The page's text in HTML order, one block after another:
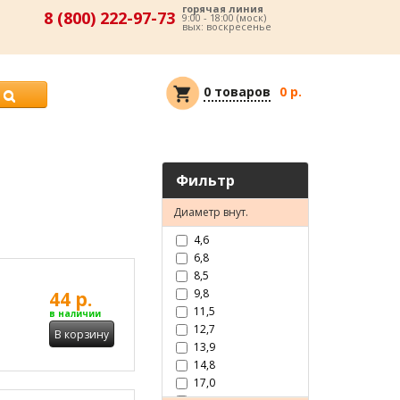
горячая линия
9:00 - 18:00 (моск)
вых: воскресенье
8 (800) 222-97-73
0 товаров 0 р.
44 р.
в наличии
В корзину
Фильтр
Диаметр внут.
4,6
6,8
8,5
9,8
11,5
12,7
13,9
14,8
17,0